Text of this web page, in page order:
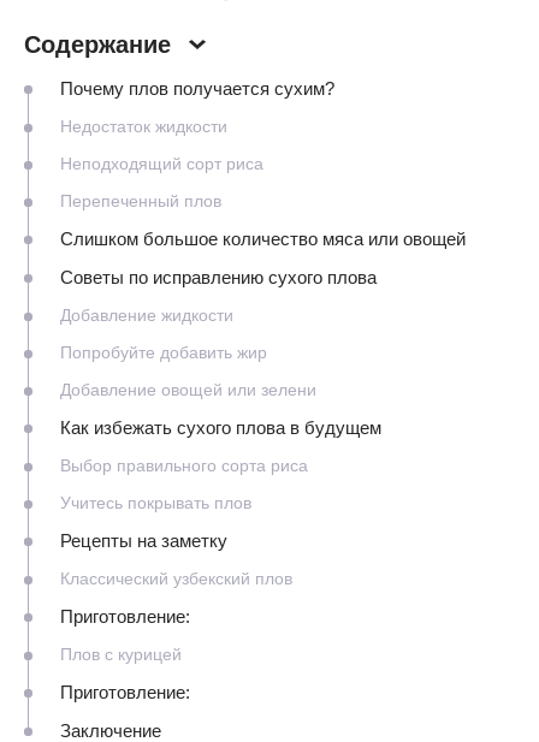
Содержание
Почему плов получается сухим?
Недостаток жидкости
Неподходящий сорт риса
Перепеченный плов
Слишком большое количество мяса или овощей
Советы по исправлению сухого плова
Добавление жидкости
Попробуйте добавить жир
Добавление овощей или зелени
Как избежать сухого плова в будущем
Выбор правильного сорта риса
Учитесь покрывать плов
Рецепты на заметку
Классический узбекский плов
Приготовление:
Плов с курицей
Приготовление:
Заключение